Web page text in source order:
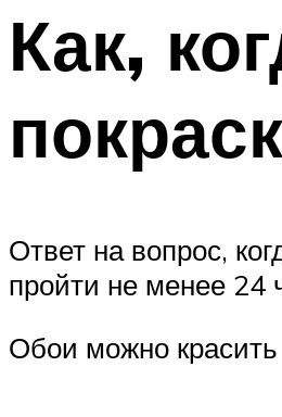
Как,
Ответ на вопрос,
пройти не менее 24
Обои можно